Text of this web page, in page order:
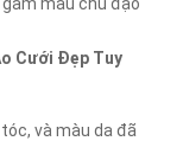
Cưới Đẹp Tuy
và màu da đã